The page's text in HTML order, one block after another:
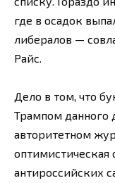
где в осадок
либералов —
Райс.
Дело в том, что
Трампом данного
авторитетном
оптимистическая
антироссийских